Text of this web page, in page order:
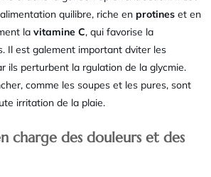
quilibre, riche en protines et en
la vitamine C, qui favorise la
Il est galement important dviter les
ils perturbent la rgulation de la glycmie.
comme les soupes et les pures, sont
irritation de la plaie.
charge des douleurs et des